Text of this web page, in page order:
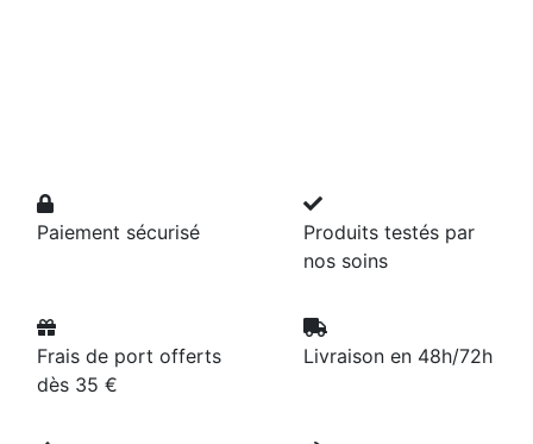
Paiement sécurisé
Produits testés par
nos soins
Frais de port offerts
dès 35 €
Livraison en 48h/72h